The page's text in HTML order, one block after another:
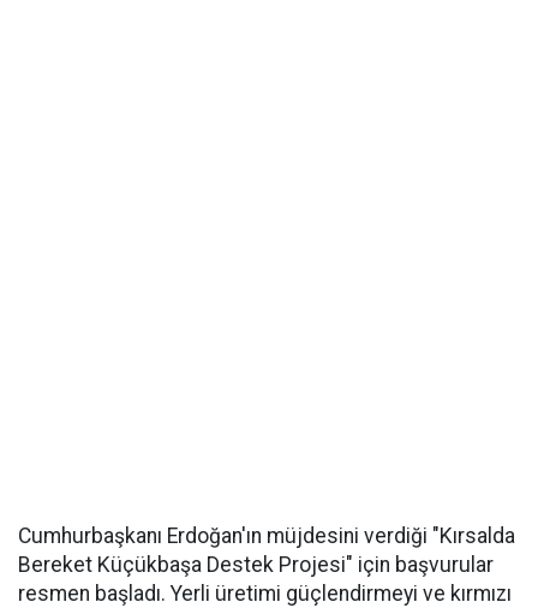
Cumhurbaşkanı Erdoğan'ın müjdesini verdiği "Kırsalda
Bereket Küçükbaşa Destek Projesi" için başvurular
resmen başladı. Yerli üretimi güçlendirmeyi ve kırmızı